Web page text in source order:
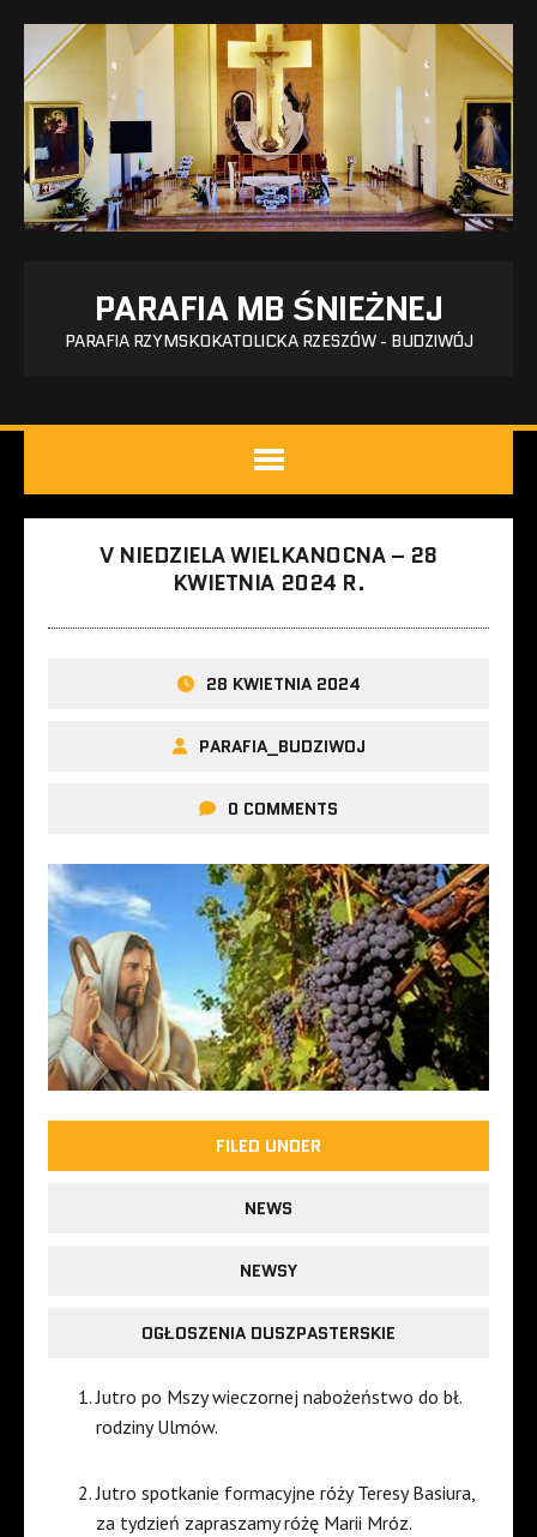
PARAFIA MB ŚNIEŻNEJ
PARAFIA RZYMSKOKATOLICKA RZESZÓW - BUDZIWÓJ
V NIEDZIELA WIELKANOCNA – 28
KWIETNIA 2024 R.
28 KWIETNIA 2024
PARAFIA_BUDZIWOJ
0 COMMENTS
FILED UNDER
NEWS
NEWSY
OGŁOSZENIA DUSZPASTERSKIE
Jutro po Mszy wieczornej nabożeństwo do bł.
rodziny Ulmów.
Jutro spotkanie formacyjne róży Teresy Basiura,
za tydzień zapraszamy różę Marii Mróz.